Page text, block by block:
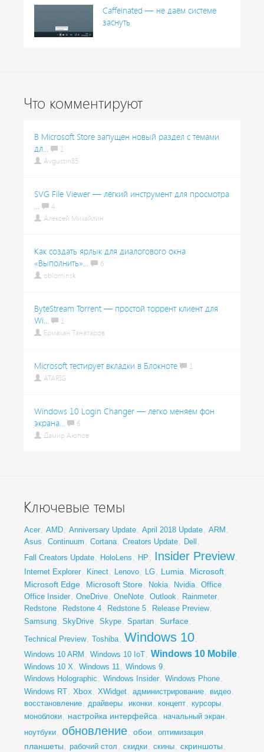
Caffeinated — не даём системе
заснуть
Что комментируют
В Microsoft Store запущен новый раздел с темами
дл...
1
Avgustin85
SVG File Viewer — лёгкий инструмент для просмотра
...
4
Алексей Михайлин
Как создать ярлык для диалогового окна
«Выполнить»...
6
oblominsk
ByteStream Torrent — простой торрент клиент для
Wi...
1
Ермахан Танатаров
Microsoft тестирует вкладки в Блокноте
1
ATARIG
Windows 10 Login Changer — легко меняем фон
экрана...
6
Дамир Аюпов
Ключевые темы
Acer, AMD, Anniversary Update, April 2018 Update, ARM ,
Asus , Continuum , Cortana, Creators Update, Dell ,
Fall Creators Update, HoloLens , HP , Insider Preview,
Internet Explorer, Kinect, Lenovo, LG, Lumia, Microsoft,
Microsoft Edge, Microsoft Store, Nokia, Nvidia, Office,
Office Insider, OneDrive, OneNote, Outlook, Rainmeter,
Redstone, Redstone 4, Redstone 5, Release Preview,
Samsung, SkyDrive, Skype, Spartan, Surface,
Technical Preview, Toshiba, Windows 10,
Windows 10 ARM , Windows 10 IoT, Windows 10 Mobile,
Windows 10 X, Windows 11, Windows 9,
Windows Holographic , Windows Insider, Windows Phone,
Windows RT, Xbox, XWidget, администрирование, видео,
восстановление, драйверы, иконки, концепт, курсоры,
моноблоки, настройка интерфейса, начальный экран,
ноутбуки, обновление, обои , оптимизация,
планшеты , рабочий стол , скидки, скины, скриншоты ,